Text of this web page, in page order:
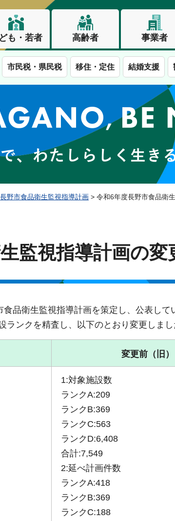
も・若者 高齢者 事業者
市民税・県民税 移住・定住 結婚支援
この街で、わたしらしく生きる。長野市
長野市食品衛生監視指導計画 > 令和6年度長野市食品衛
監視指導計画の変
品衛生監視指導計画を策定し、公表して
ンクを精査し、以下のとおり変更しまし
変更前（旧）
1:対象施設数
ランクA:209
ランクB:369
ランクC:563
ランクD:6,408
合計:7,549
2:延べ計画件数
ランクA:418
ランクB:369
ランクC:188